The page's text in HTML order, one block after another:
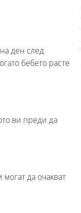
ден след
бебето расте
ви преди да
да очакват